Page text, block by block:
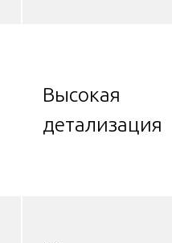
Высокая
детализация